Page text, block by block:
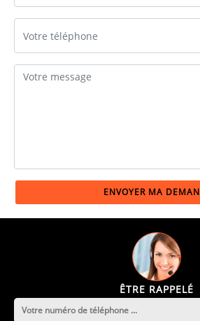
ÊTRE RAPPELÉ